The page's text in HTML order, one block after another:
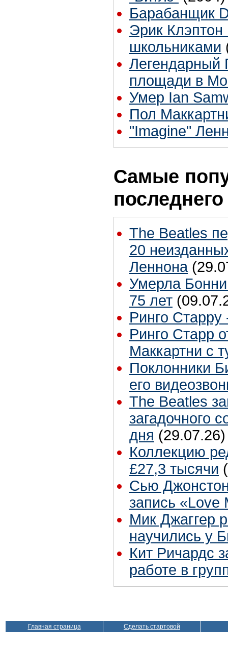
Барабанщик
Эрик
школьниками
Легендарный
площади в
Умер Ian
Пол
"Imagine"
Самые
The Beatles
20
Леннона
Умерла
75 лет
Ринго Старру
Ринго Старр
Маккартни с
Поклонники
его
The Beatles
загадочного
дня (29.07.26)
Коллекцию
£27,3 тысячи
Сью
запись «Love
Мик Джаггер
научились у
Кит Ричардс
работе в
Главная страница Сделать стартовой